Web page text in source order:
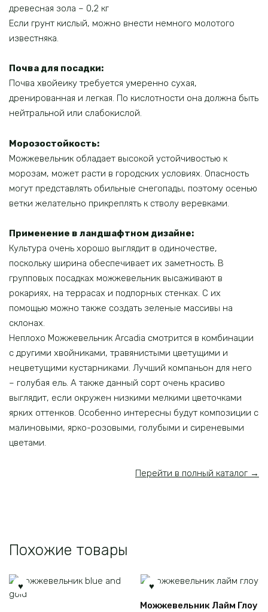
древесная зола – 0,2 кг
Если грунт кислый, можно внести немного молотого
известняка.
Почва для посадки:
Почва хвойеику требуется умеренно сухая,
дренированная и легкая. По кислотности она должна быть
нейтральной или слабокислой.
Морозостойкость:
Можжевельник обладает высокой устойчивостью к
морозам, может расти в городских условиях. Опасность
могут представлять обильные снегопады, поэтому осенью
ветки желательно прикреплять к стволу веревками.
Применение в ландшафтном дизайне:
Культура очень хорошо выглядит в одиночестве,
поскольку ширина обеспечивает их заметность. В
групповых посадках можжевельник высаживают в
рокариях, на террасах и подпорных стенках. С их
помощью можно также создать зеленые массивы на
склонах.
Неплохо Можжевельник Arcadia смотрится в комбинации
с другими хвойниками, травянистыми цветущими и
нецветущими кустарниками. Лучший компаньон для него
– голубая ель. А также данный сорт очень красиво
выглядит, если окружен низкими мелкими цветочками
ярких оттенков. Особенно интересны будут композиции с
малиновыми, ярко-розовыми, голубыми и сиреневыми
цветами.
Перейти в полный каталог →
Похожие товары
Можжевельник Лайм Глоу